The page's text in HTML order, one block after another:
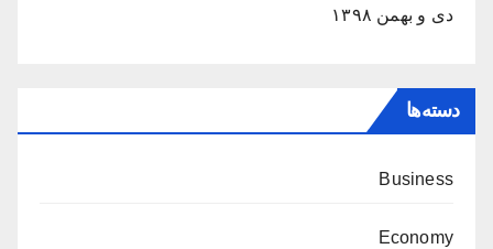
دی و بهمن ۱۳۹۸
دسته‌ها
Business
Economy